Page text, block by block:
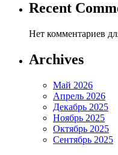
Recent
Нет комментариев
Archives
Май 2026
Апрель 2026
Декабрь 2025
Ноябрь 2025
Октябрь 2025
Сентябрь 2025